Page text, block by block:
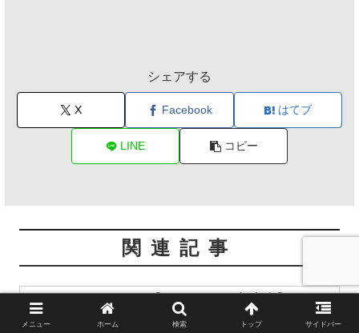
シェアする
X Facebook はてブ
LINE コピー
関連記事
【ロードバイク初心者】がんば
りどころの勘違いとは【トレー
メニュー ホーム 検索 トップ サイドバー